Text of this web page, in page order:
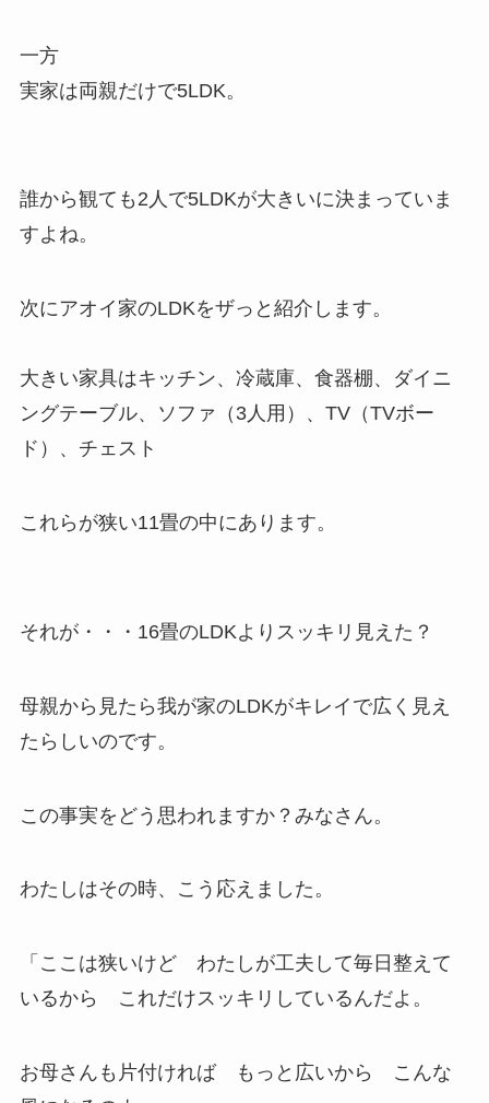
一方
実家は両親だけで5LDK。
誰から観ても2人で5LDKが大きいに決まっていま
すよね。
次にアオイ家のLDKをザっと紹介します。
大きい家具はキッチン、冷蔵庫、食器棚、ダイニ
ングテーブル、ソファ（3人用）、TV（TVボー
ド）、チェスト
これらが狭い11畳の中にあります。
それが・・・16畳のLDKよりスッキリ見えた？
母親から見たら我が家のLDKがキレイで広く見え
たらしいのです。
この事実をどう思われますか？みなさん。
わたしはその時、こう応えました。
「ここは狭いけど わたしが工夫して毎日整えて
いるから これだけスッキリしているんだよ。
お母さんも片付ければ もっと広いから こんな